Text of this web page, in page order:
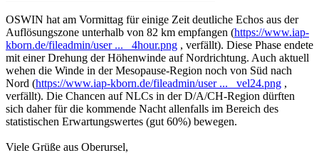
OSWIN hat am Vormittag für einige Zeit deutliche Echos aus der
Auflösungszone unterhalb von 82 km empfangen (https://www.iap-
kborn.de/fileadmin/user ... _4hour.png , verfällt). Diese Phase endete
mit einer Drehung der Höhenwinde auf Nordrichtung. Auch aktuell
wehen die Winde in der Mesopause-Region noch von Süd nach
Nord (https://www.iap-kborn.de/fileadmin/user ... _vel24.png ,
verfällt). Die Chancen auf NLCs in der D/A/CH-Region dürften
sich daher für die kommende Nacht allenfalls im Bereich des
statistischen Erwartungswertes (gut 60%) bewegen.
Viele Grüße aus Oberursel,